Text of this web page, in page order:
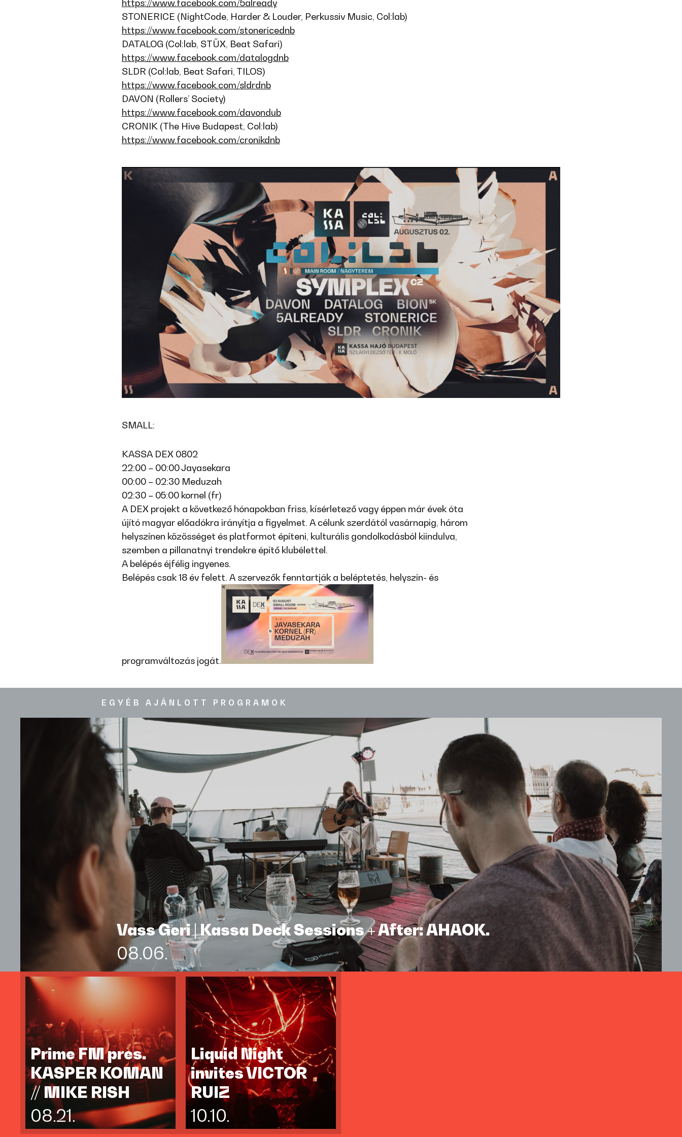
https://www.facebook.com/5already
STONERICE (NightCode, Harder & Louder, Perkussiv Music, Col:lab)
https://www.facebook.com/stonericednb
DATALOG (Col:lab, STÜX, Beat Safari)
https://www.facebook.com/datalogdnb
SLDR (Col:lab, Beat Safari, TILOS)
https://www.facebook.com/sldrdnb
DAVON (Rollers’ Society)
https://www.facebook.com/davondub
CRONIK (The Hive Budapest, Col:lab)
https://www.facebook.com/cronikdnb
SMALL:
KASSA DEX 0802
22:00 – 00:00 Jayasekara
00:00 – 02:30 Meduzah
02:30 – 05:00 kornel (fr)
A DEX projekt a következő hónapokban friss, kísérletező vagy éppen már évek óta
újító magyar előadókra irányítja a figyelmet. A célunk szerdától vasárnapig, három
helyszínen közösséget és platformot építeni, kulturális gondolkodásból kiindulva,
szemben a pillanatnyi trendekre építő klubélettel.
A belépés éjfélig ingyenes.
Belépés csak 18 év felett. A szervezők fenntartják a beléptetés, helyszín- és
programváltozás jogát.
EGYÉB AJÁNLOTT PROGRAMOK
Vass Geri | Kassa Deck Sessions + After: AHAOK.
08.06.
Prime FM pres.
KASPER KOMAN
// MIKE RISH
08.21.
Liquid Night
invites VICTOR
RUIZ
10.10.